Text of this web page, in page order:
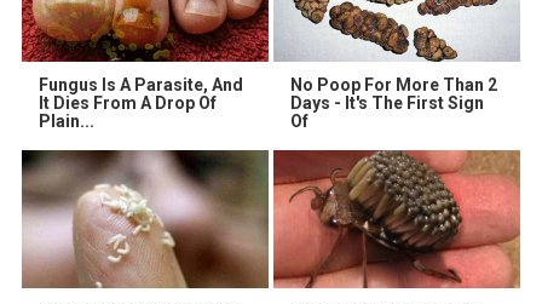
Fungus Is A Parasite, And
It Dies From A Drop Of
Plain...
No Poop For More Than 2
Days - It's The First Sign
Of